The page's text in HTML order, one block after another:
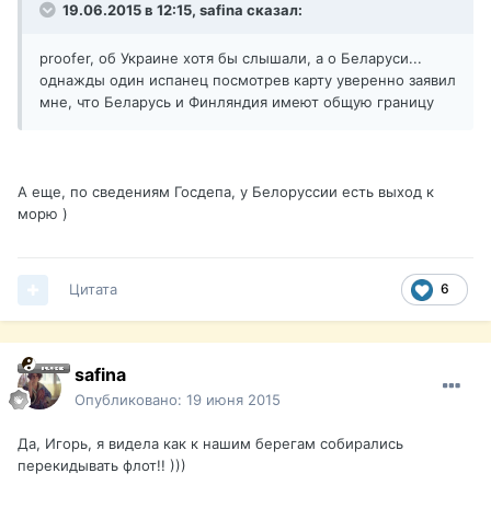
19.06.2015 в 12:15, safina сказал:
proofer, об Украине хотя бы слышали, а о Беларуси...
однажды один испанец посмотрев карту уверенно заявил
мне, что Беларусь и Финляндия имеют общую границу
А еще, по сведениям Госдепа, у Белоруссии есть выход к
морю )
6
Цитата
safina
Опубликовано: 19 июня 2015
Да, Игорь, я видела как к нашим берегам собирались
перекидывать флот!! )))